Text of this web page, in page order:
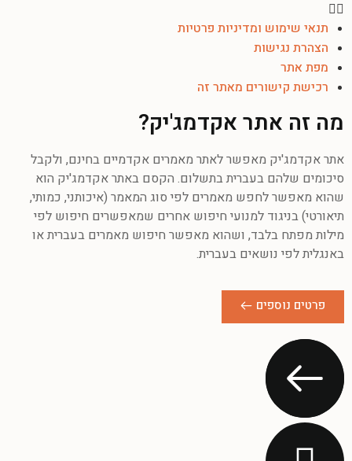
תנאי שימוש ומדיניות פרטיות
הצהרת נגישות
מפת אתר
רכישת קישורים מאתר זה
מה זה אתר אקדמג'יק?
אתר אקדמג'יק מאפשר לאתר מאמרים אקדמיים בחינם, ולקבל
סיכומים שלהם בעברית בתשלום. הקסם באתר אקדמג'יק הוא
שהוא מאפשר לחפש מאמרים לפי סוג המאמר (איכותני, כמותי,
תיאורטי) בניגוד למנועי חיפוש אחרים שמאפשרים חיפוש לפי
מילות מפתח בלבד, ושהוא מאפשר חיפוש מאמרים בעברית או
באנגלית לפי נושאים בעברית.
פרטים נוספים